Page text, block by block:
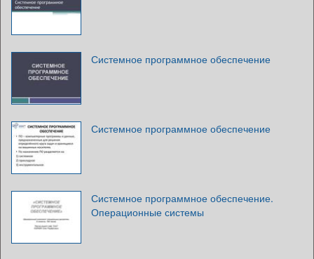
Системное программное обеспечение
Системное программное обеспечение
Системное программное обеспечение.
Операционные системы